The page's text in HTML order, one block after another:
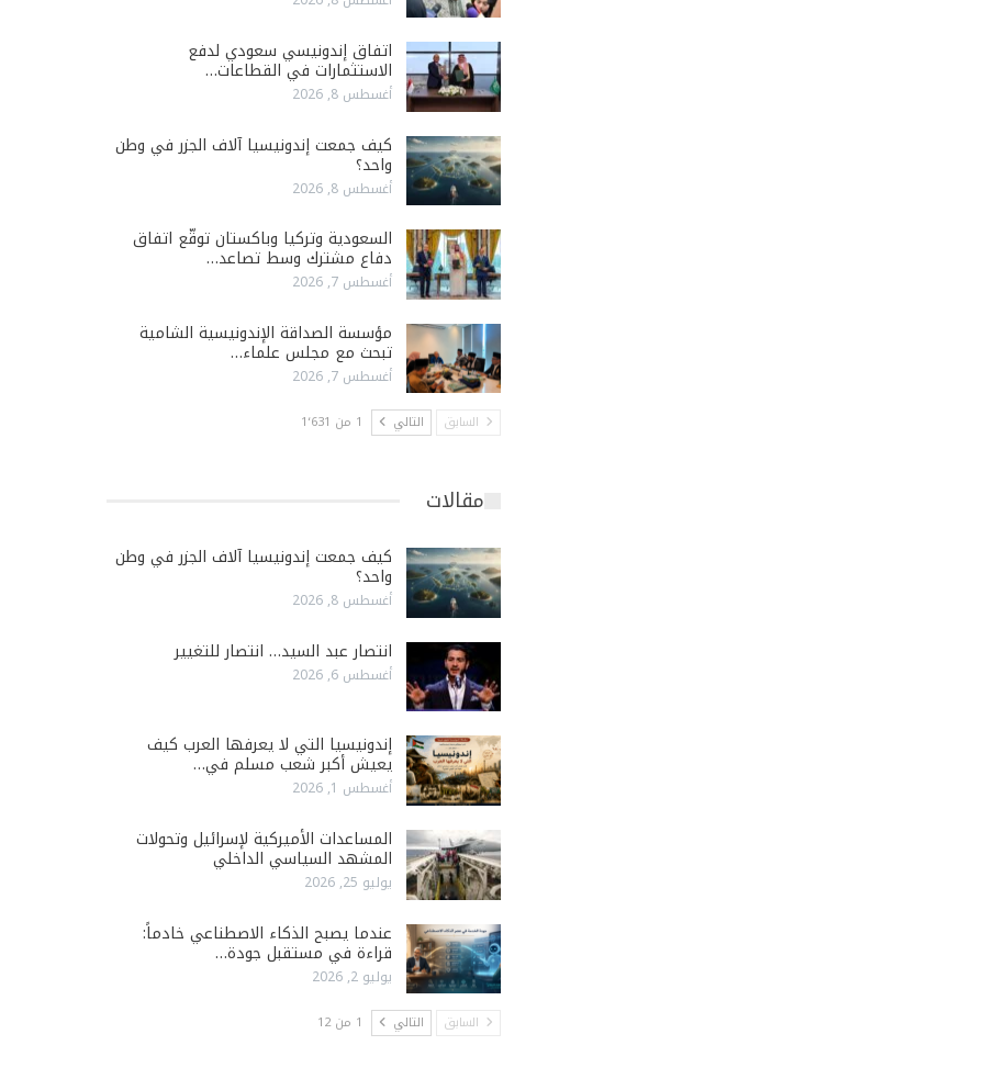
اتفاق إندونيسي سعودي لدفع
الاستثمارات في القطاعات…
أغسطس 8, 2026
كيف جمعت إندونيسيا آلاف الجزر في وطن
واحد؟
أغسطس 8, 2026
السعودية وتركيا وباكستان توقّع اتفاق
دفاع مشترك وسط تصاعد…
أغسطس 7, 2026
مؤسسة الصداقة الإندونيسية الشامية
تبحث مع مجلس علماء…
أغسطس 7, 2026
السابق التالي 1 من 1٬631
مقالات
كيف جمعت إندونيسيا آلاف الجزر في وطن
واحد؟
أغسطس 8, 2026
انتصار عبد السيد… انتصار للتغيير
أغسطس 6, 2026
إندونيسيا التي لا يعرفها العرب كيف
يعيش أكبر شعب مسلم في…
أغسطس 1, 2026
المساعدات الأميركية لإسرائيل وتحولات
المشهد السياسي الداخلي
يوليو 25, 2026
عندما يصبح الذكاء الاصطناعي خادماً:
قراءة في مستقبل جودة…
يوليو 2, 2026
السابق التالي 1 من 12